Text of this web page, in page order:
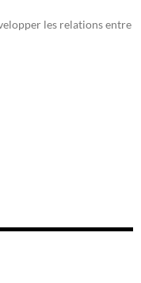
les relations entre